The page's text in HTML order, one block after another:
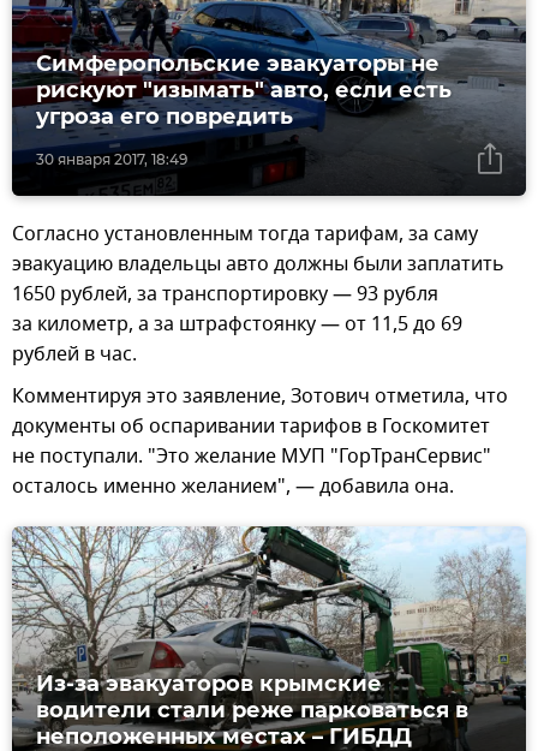
30 января 2017, 18:49
Симферопольские эвакуаторы не
рискуют "изымать" авто, если есть
угроза его повредить
Согласно установленным тогда тарифам, за саму
эвакуацию владельцы авто должны были заплатить
1650 рублей, за транспортировку — 93 рубля
за километр, а за штрафстоянку — от 11,5 до 69
рублей в час.
Комментируя это заявление, Зотович отметила, что
документы об оспаривании тарифов в Госкомитет
не поступали. "Это желание МУП "ГорТранСервис"
осталось именно желанием", — добавила она.
Из-за эвакуаторов крымские
водители стали реже парковаться в
неположенных местах – ГИБДД